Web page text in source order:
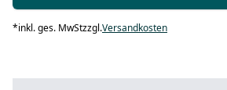
*inkl. ges. MwStzzgl.Versandkosten